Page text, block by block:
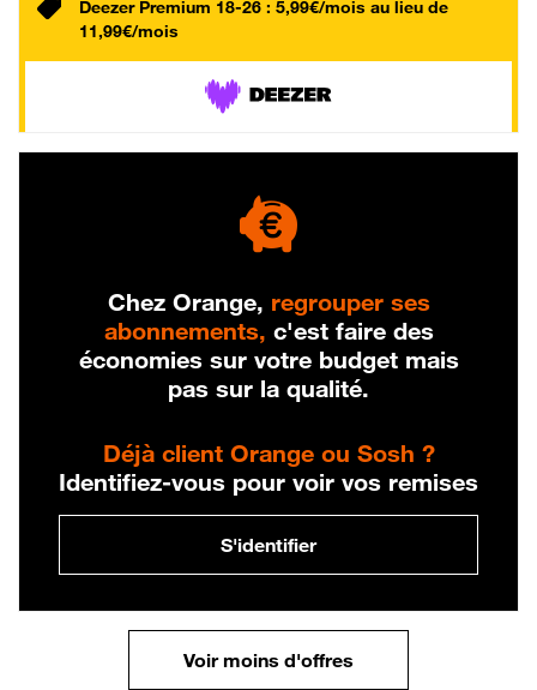
Deezer Premium 18-26 : 5,99€/mois au lieu de
11,99€/mois
Chez Orange, regrouper ses
abonnements, c'est faire des
économies sur votre budget mais
pas sur la qualité.
Déjà client Orange ou Sosh ?
Identifiez-vous pour voir vos remises
S'identifier
Voir moins d'offres